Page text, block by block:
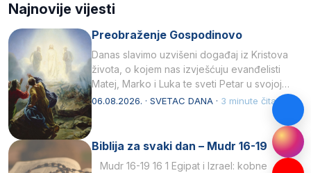
Najnovije vijesti
Preobraženje Gospodinovo
Danas slavimo uzvišeni događaj iz Kristova
života, o kojem nas izvješćuju evanđelisti
Matej, Marko i Luka te sveti Petar u svojoj
drugoj…
06.08.2026. · SVETAC DANA · 3 minute čitanja
Biblija za svaki dan – Mudr 16-19
Mudr 16-19 16 1 Egipat i Izrael: kobne